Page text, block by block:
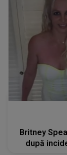
Britney
după